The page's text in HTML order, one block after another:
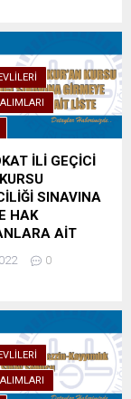
İLİ GEÇİCİ
SINAVINA
HAK
AİT
0